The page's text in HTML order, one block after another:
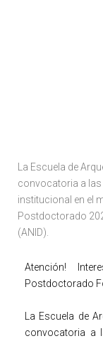
La Escuela de
convocatoria a
institucional en el
Postdoctorado
(ANID).
Atención!
Postdoctorado
La Escuela de
convocatoria a